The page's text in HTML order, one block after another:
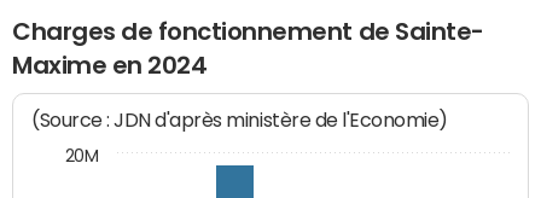
Charges de fonctionnement de Sainte-
Maxime en 2024
(Source : JDN d'après ministère de l'Economie)
20M